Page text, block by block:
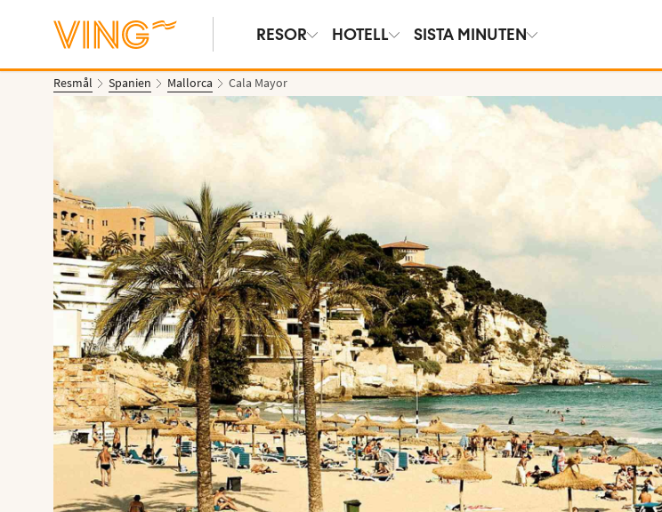
RESOR HOTELL SISTA MINUTEN
Resmål Spanien Mallorca Cala Mayor
Se bilder